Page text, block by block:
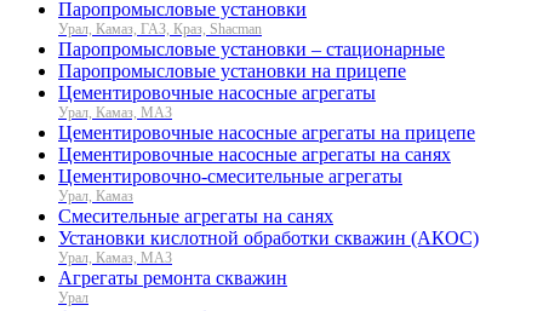
Паропромысловые установки
Урал, Камаз, ГАЗ, Краз, Shacman
Паропромысловые установки – стационарные
Паропромысловые установки на прицепе
Цементировочные насосные агрегаты
Урал, Камаз, МАЗ
Цементировочные насосные агрегаты на прицепе
Цементировочные насосные агрегаты на санях
Цементировочно-смесительные агрегаты
Урал, Камаз
Смесительные агрегаты на санях
Установки кислотной обработки скважин (АКОС)
Урал, Камаз, МАЗ
Агрегаты ремонта скважин
Урал